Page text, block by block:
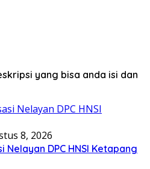
yang bisa anda isi dan
8, 2026
Nelayan DPC HNSI Ketapang